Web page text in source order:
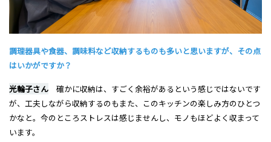
調理器具や食器、調味料など収納するものも多いと思いますが、その点
はいかがですか？
光輪子さん 確かに収納は、すごく余裕があるという感じではないです
が、工夫しながら収納するのもまた、このキッチンの楽しみ方のひとつ
かなと。今のところストレスは感じませんし、モノもほどよく収まって
います。